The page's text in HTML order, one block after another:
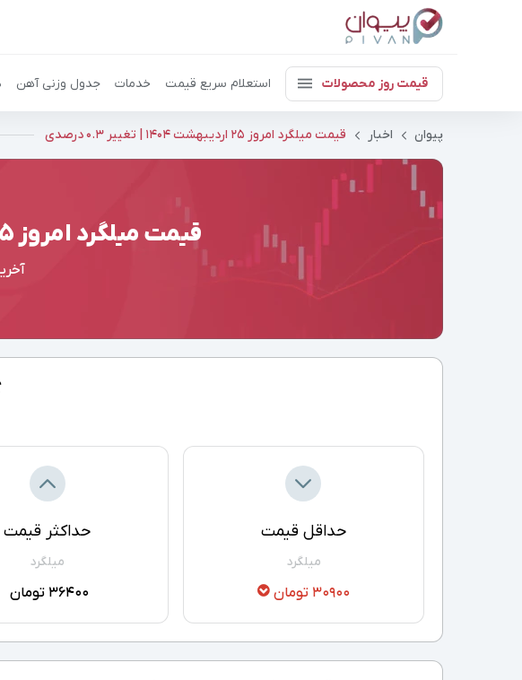
قیمت روز محصولات استعلام سریع قیمت خدمات جدول وزنی آهن
پیوان اخبار قیمت میلگرد امروز ۲۵ اردیبهشت ۱۴۰۴ | تغییر 0.3 درصدی
قیمت میلگرد امروز ۲۵ اردیبهشت ۱۴۰۴ | تغییر 0.3 درصدی
حداقل قیمت
میلگرد
30900 تومان
حداکثر قیمت
میلگرد
36400 تومان